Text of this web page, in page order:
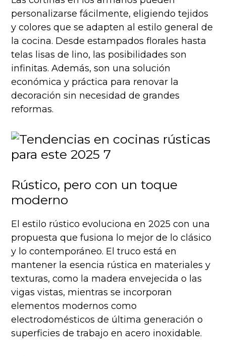
personalizarse fácilmente, eligiendo tejidos
y colores que se adapten al estilo general de
la cocina. Desde estampados florales hasta
telas lisas de lino, las posibilidades son
infinitas. Además, son una solución
económica y práctica para renovar la
decoración sin necesidad de grandes
reformas.
Rústico, pero con un toque
moderno
El estilo rústico evoluciona en 2025 con una
propuesta que fusiona lo mejor de lo clásico
y lo contemporáneo. El truco está en
mantener la esencia rústica en materiales y
texturas, como la madera envejecida o las
vigas vistas, mientras se incorporan
elementos modernos como
electrodomésticos de última generación o
superficies de trabajo en acero inoxidable.